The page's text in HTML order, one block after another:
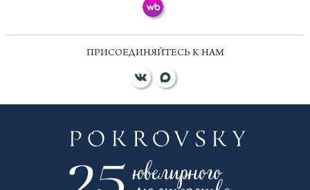
ПРИСОЕДИНЯЙТЕСЬ К НАМ